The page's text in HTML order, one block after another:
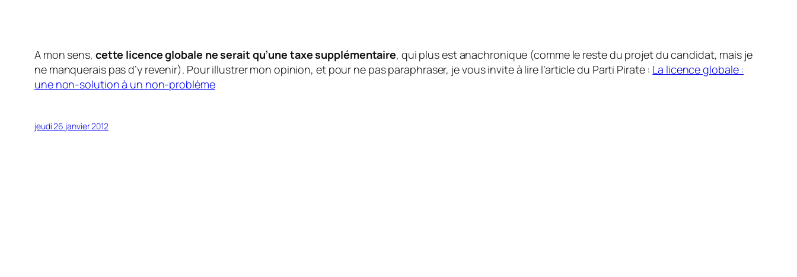
A mon sens, cette licence globale ne serait qu’une taxe supplémentaire, qui plus est anachronique (comme le reste du projet du candidat, mais je
ne manquerais pas d’y revenir). Pour illustrer mon opinion, et pour ne pas paraphraser, je vous invite à lire l’article du Parti Pirate : La licence globale :
une non-solution à un non-problème
jeudi 26 janvier 2012